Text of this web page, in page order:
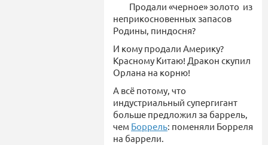
Продали «черное» золото из
неприкосновенных запасов
Родины, пиндосня?
И кому продали Америку?
Красному Китаю! Дракон скупил
Орлана на корню!
А всё потому, что
индустриальный супергигант
больше предложил за баррель,
чем Боррель: поменяли Борреля
на баррели.